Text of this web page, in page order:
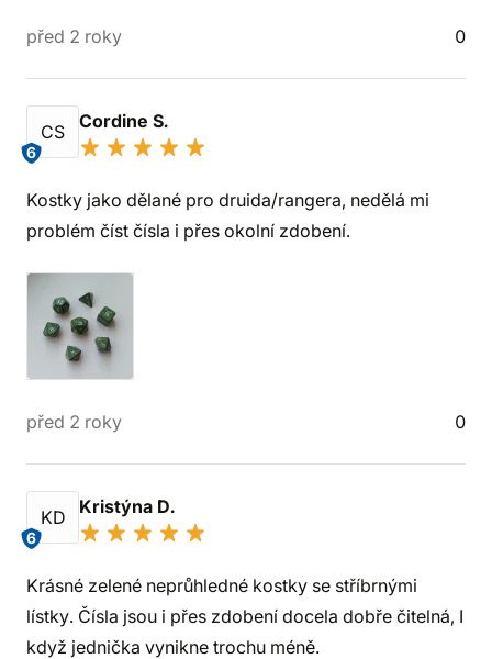
před 2 roky 0
CS
6
Cordine S.
Kostky jako dělané pro druida/rangera, nedělá mi
problém číst čísla i přes okolní zdobení.
před 2 roky 0
KD
6
Kristýna D.
Krásné zelené neprůhledné kostky se stříbrnými
lístky. Čísla jsou i přes zdobení docela dobře čitelná, I
když jednička vynikne trochu méně.